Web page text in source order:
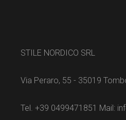
STILE NORDICO SRL
Via Peraro, 55 - 35019
Tel. +39 0499471851 Mail: